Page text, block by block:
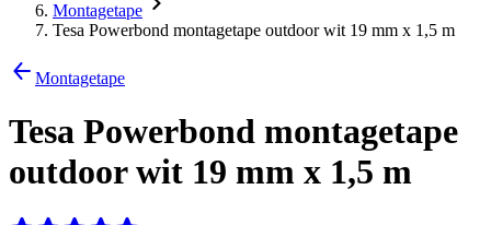
Montagetape
Tesa Powerbond montagetape outdoor wit 19 mm x 1,5 m
Montagetape
Tesa Powerbond montagetape
outdoor wit 19 mm x 1,5 m